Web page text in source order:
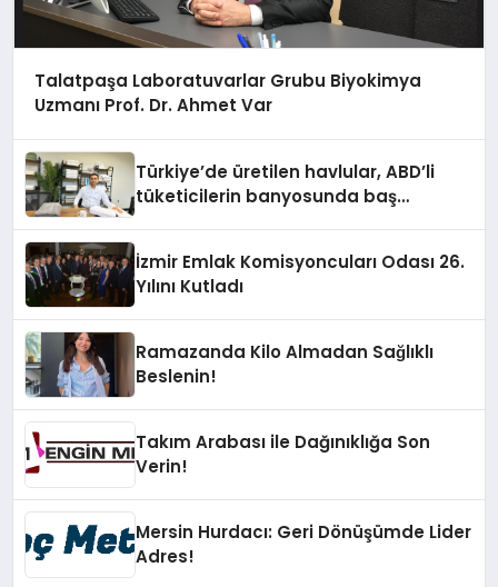
Talatpaşa Laboratuvarlar Grubu Biyokimya
Uzmanı Prof. Dr. Ahmet Var
Türkiye’de üretilen havlular, ABD’li
tüketicilerin banyosunda baş
İzmir Emlak Komisyoncuları Odası 26.
Yılını Kutladı
Ramazanda Kilo Almadan Sağlıklı
Beslenin!
Takım Arabası ile Dağınıklığa Son
Verin!
Mersin Hurdacı: Geri Dönüşümde Lider
Adres!